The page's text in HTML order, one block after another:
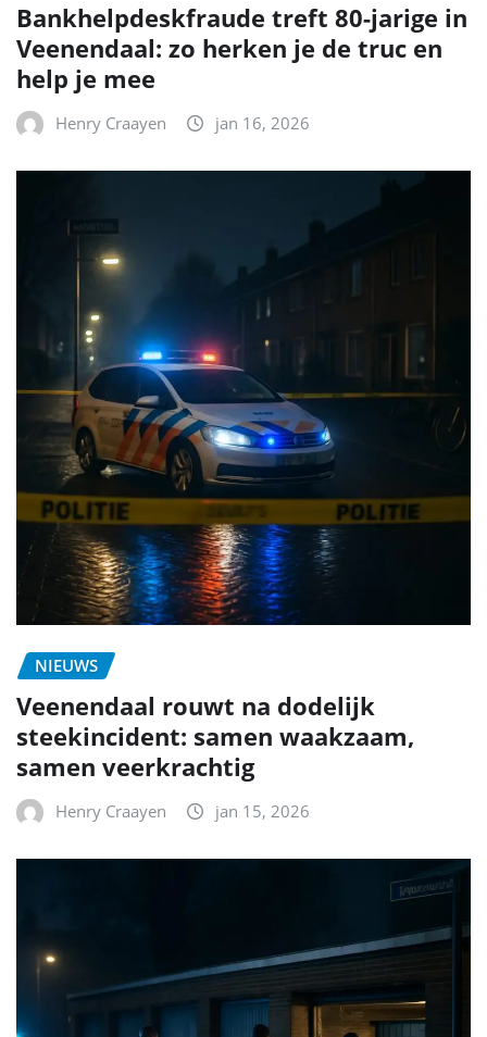
Bankhelpdeskfraude treft 80-jarige in
Veenendaal: zo herken je de truc en
help je mee
Henry Craayen jan 16, 2026
NIEUWS
Veenendaal rouwt na dodelijk
steekincident: samen waakzaam,
samen veerkrachtig
Henry Craayen jan 15, 2026